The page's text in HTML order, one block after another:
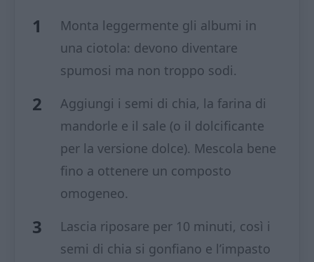
Monta leggermente gli albumi in
una ciotola: devono diventare
spumosi ma non troppo sodi.
Aggiungi i semi di chia, la farina di
mandorle e il sale (o il dolcificante
per la versione dolce). Mescola bene
fino a ottenere un composto
omogeneo.
Lascia riposare per 10 minuti, così i
semi di chia si gonfiano e l’impasto